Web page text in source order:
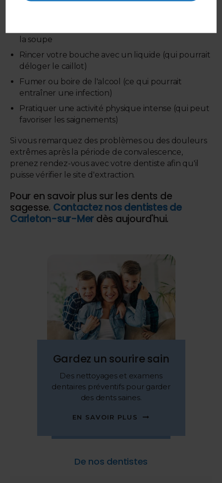
la soupe
Rincer votre bouche avec un liquide (qui pourrait
déloger le caillot)
Fumer ou boire de l'alcool (ce qui pourrait
entraîner une infection)
Pratiquer une activité physique intense (qui peut
favoriser les saignements)
Si vous remarquez des problèmes ou des douleurs
extrêmes après la période de convalescence,
prenez rendez-vous avec votre dentiste afin qu'il
puisse vérifier le site d'extraction.
Pour en savoir plus sur les dents de
sagesse. Contactez nos dentistes de
Carleton-sur-Mer dès aujourd'hui.
Gardez un sourire sain
Des nettoyages et examens
dentaires préventifs pour garder
des dents saines.
EN SAVOIR PLUS
De nos dentistes